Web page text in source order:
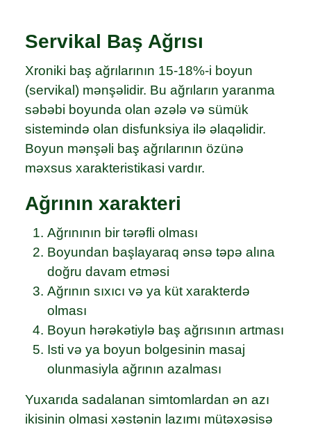
Servikal Baş Ağrısı
Xroniki baş ağrılarının 15-18%-i boyun
(servikal) mənşəlidir. Bu ağrıların yaranma
səbəbi boyunda olan əzələ və sümük
sistemində olan disfunksiya ilə əlaqəlidir.
Boyun mənşəli baş ağrılarının özünə
məxsus xarakteristikasi vardır.
Ağrının xarakteri
Ağrınının bir tərəfli olması
Boyundan başlayaraq ənsə təpə alına
doğru davam etməsi
Ağrının sıxıcı və ya küt xarakterdə
olması
Boyun hərəkətiylə baş ağrısının artması
Isti və ya boyun bolgesinin masaj
olunmasiyla ağrının azalması
Yuxarıda sadalanan simtomlardan ən azı
ikisinin olmasi xəstənin lazımı mütəxəsisə